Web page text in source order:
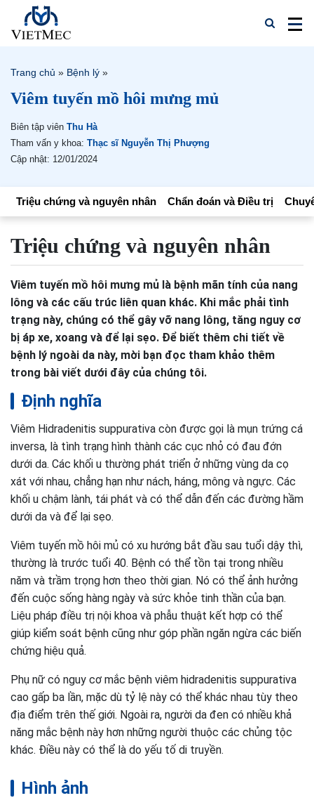
Trang chủ » Bệnh lý »
Viêm tuyến mồ hôi mưng mủ
Biên tập viên Thu Hà
Tham vấn y khoa: Thạc sĩ Nguyễn Thị Phượng
Cập nhật: 12/01/2024
Triệu chứng và nguyên nhân Chẩn đoán và Điều trị
Triệu chứng và nguyên nhân
Viêm tuyến mồ hôi mưng mủ là bệnh mãn tính của nang
lông và các cấu trúc liên quan khác. Khi mắc phải tình
trạng này, chúng có thể gây vỡ nang lông, tăng nguy cơ
bị áp xe, xoang và để lại sẹo. Để biết thêm chi tiết về
bệnh lý ngoài da này, mời bạn đọc tham khảo thêm
trong bài viết dưới đây của chúng tôi.
Định nghĩa
Viêm Hidradenitis suppurativa còn được gọi là mụn trứng cá
inversa, là tình trạng hình thành các cục nhỏ có đau đớn
dưới da. Các khối u thường phát triển ở những vùng da cọ
xát với nhau, chẳng hạn như nách, háng, mông và ngực. Các
khối u chậm lành, tái phát và có thể dẫn đến các đường hầm
dưới da và để lại sẹo.
Viêm tuyến mồ hôi mủ có xu hướng bắt đầu sau tuổi dậy thì,
thường là trước tuổi 40. Bệnh có thể tồn tại trong nhiều
năm và trầm trọng hơn theo thời gian. Nó có thể ảnh hưởng
đến cuộc sống hàng ngày và sức khỏe tinh thần của bạn.
Liệu pháp điều trị nội khoa và phẫu thuật kết hợp có thể
giúp kiểm soát bệnh cũng như góp phần ngăn ngừa các biến
chứng hiệu quả.
Phụ nữ có nguy cơ mắc bệnh viêm hidradenitis suppurativa
cao gấp ba lần, mặc dù tỷ lệ này có thể khác nhau tùy theo
địa điểm trên thế giới. Ngoài ra, người da đen có nhiều khả
năng mắc bệnh này hơn những người thuộc các chủng tộc
khác. Điều này có thể là do yếu tố di truyền.
Hình ảnh